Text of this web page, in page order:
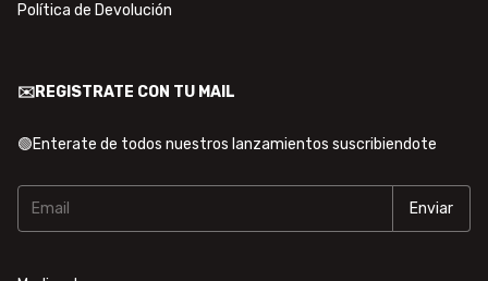
Política de Devolución
✉️REGISTRATE CON TU MAIL
🟢Enterate de todos nuestros lanzamientos suscribiendote